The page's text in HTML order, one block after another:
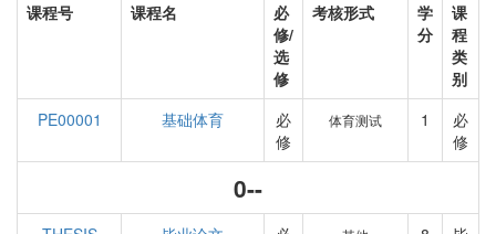
课程号 课程名
必
修/
选
修
考核形式
学
分
课
程
类
别
PE00001
基础体育
必
修
体育测试 1
必
修
0--